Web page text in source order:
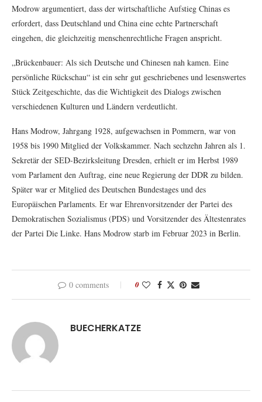
Modrow argumentiert, dass der wirtschaftliche Aufstieg Chinas es
erfordert, dass Deutschland und China eine echte Partnerschaft
eingehen, die gleichzeitig menschenrechtliche Fragen anspricht.
„Brückenbauer: Als sich Deutsche und Chinesen nah kamen. Eine
persönliche Rückschau“ ist ein sehr gut geschriebenes und lesenswertes
Stück Zeitgeschichte, das die Wichtigkeit des Dialogs zwischen
verschiedenen Kulturen und Ländern verdeutlicht.
Hans Modrow, Jahrgang 1928, aufgewachsen in Pommern, war von
1958 bis 1990 Mitglied der Volkskammer. Nach sechzehn Jahren als 1.
Sekretär der SED-Bezirksleitung Dresden, erhielt er im Herbst 1989
vom Parlament den Auftrag, eine neue Regierung der DDR zu bilden.
Später war er Mitglied des Deutschen Bundestages und des
Europäischen Parlaments. Er war Ehrenvorsitzender der Partei des
Demokratischen Sozialismus (PDS) und Vorsitzender des Ältestenrates
der Partei Die Linke. Hans Modrow starb im Februar 2023 in Berlin.
0 comments 0
BUECHERKATZE